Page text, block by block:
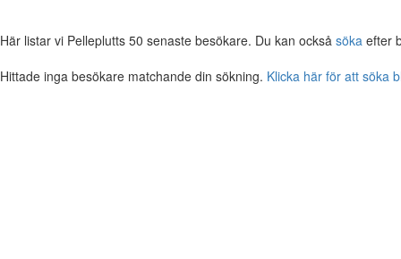
Här listar vi Pelleplutts 50 senaste besökare. Du kan också söka efter
Hittade inga besökare matchande din sökning. Klicka här för att söka